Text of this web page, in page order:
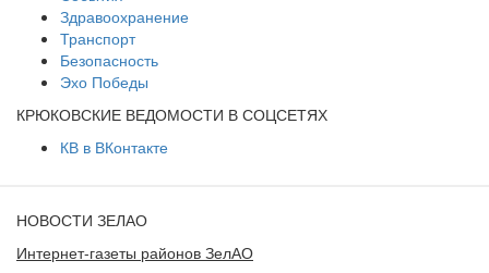
Здравоохранение
Транспорт
Безопасность
Эхо Победы
КРЮКОВСКИЕ ВЕДОМОСТИ В СОЦСЕТЯХ
КВ в ВКонтакте
НОВОСТИ ЗЕЛАО
Интернет-газеты районов ЗелАО